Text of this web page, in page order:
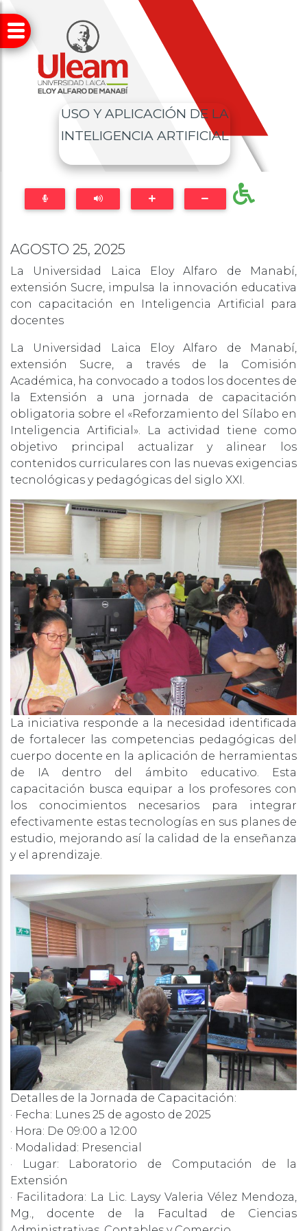
USO Y APLICACIÓN DE LA
INTELIGENCIA ARTIFICIAL
AGOSTO 25, 2025
La Universidad Laica Eloy Alfaro de Manabí,
extensión Sucre, impulsa la innovación educativa
con capacitación en Inteligencia Artificial para
docentes
La Universidad Laica Eloy Alfaro de Manabí,
extensión Sucre, a través de la Comisión
Académica, ha convocado a todos los docentes de
la Extensión a una jornada de capacitación
obligatoria sobre el «Reforzamiento del Sílabo en
Inteligencia Artificial». La actividad tiene como
objetivo principal actualizar y alinear los
contenidos curriculares con las nuevas exigencias
tecnológicas y pedagógicas del siglo XXI.
La iniciativa responde a la necesidad identificada
de fortalecer las competencias pedagógicas del
cuerpo docente en la aplicación de herramientas
de IA dentro del ámbito educativo. Esta
capacitación busca equipar a los profesores con
los conocimientos necesarios para integrar
efectivamente estas tecnologías en sus planes de
estudio, mejorando así la calidad de la enseñanza
y el aprendizaje.
Detalles de la Jornada de Capacitación:
· Fecha: Lunes 25 de agosto de 2025
· Hora: De 09:00 a 12:00
· Modalidad: Presencial
· Lugar: Laboratorio de Computación de la
Extensión
· Facilitadora: La Lic. Laysy Valeria Vélez Mendoza,
Mg., docente de la Facultad de Ciencias